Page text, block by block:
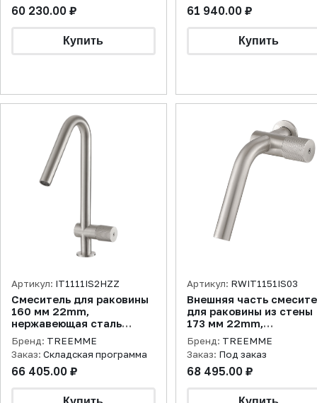
60 230.00 ₽ 61 940.00 ₽
Артикул: IT1111IS2HZZ
Смеситель для раковины
160 мм 22mm,
нержавеющая сталь
брашированная
Бренд: TREEMME
Заказ: Складская программа
66 405.00 ₽
Артикул: RWIT1151IS03
Внешняя часть
для раковины из стены
173 мм 22mm,
нержавеющая сталь
брашированная
Бренд: TREEMME
Заказ: Под заказ
68 495.00 ₽